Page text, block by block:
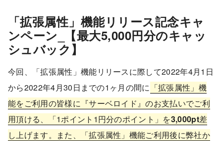
「拡張属性」機能リリース記念キャ
ンペーン_【最大5,000円分のキャッ
シュバック】
今回、「拡張属性」機能リリースに際して2022年4月1日
から2022年4月30日までの1ヶ月の間に 「拡張属性」機
能をご利用の皆様に『サーベロイド』のお支払いでご利
用頂ける、「1ポイント1円分のポイント」を3,000pt差
し上げます。また、「拡張属性」機能ご利用後に弊社か